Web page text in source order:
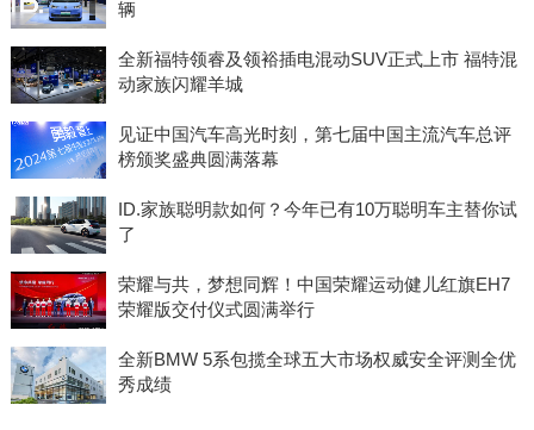
辆
全新福特领睿及领裕插电混动SUV正式上市 福特混
动家族闪耀羊城
见证中国汽车高光时刻，第七届中国主流汽车总评
榜颁奖盛典圆满落幕
ID.家族聪明款如何？今年已有10万聪明车主替你试
了
荣耀与共，梦想同辉！中国荣耀运动健儿红旗EH7
荣耀版交付仪式圆满举行
全新BMW 5系包揽全球五大市场权威安全评测全优
秀成绩